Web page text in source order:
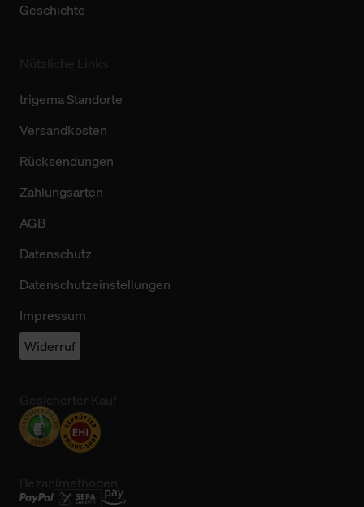
Geschichte
trigema Standorte
Versandkosten
Rücksendungen
Zahlungsarten
AGB
Datenschutz
Datenschutzeinstellungen
Impressum
Widerruf